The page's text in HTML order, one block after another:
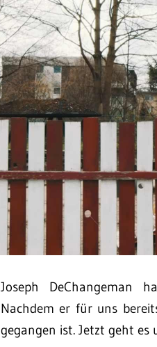
Joseph DeChangeman
Nachdem er für uns
gegangen ist. Jetzt geht